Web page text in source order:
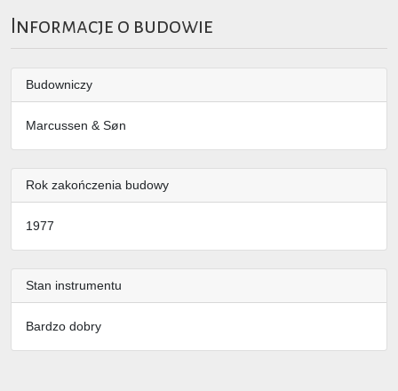
Informacje o budowie
Budowniczy
Marcussen & Søn
Rok zakończenia budowy
1977
Stan instrumentu
Bardzo dobry